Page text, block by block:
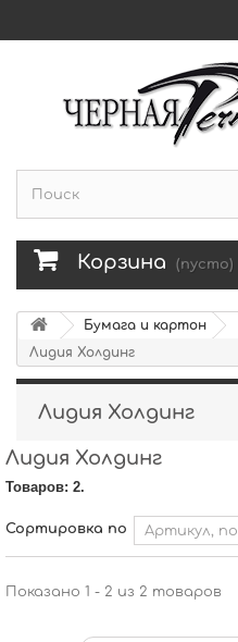
Корзина (пусто)
Бумага и картон
Лидия Холдинг
Лидия Холдинг
Лидия Холдинг
Товаров: 2.
Сортировка по
Показано 1 - 2 из 2 товаров